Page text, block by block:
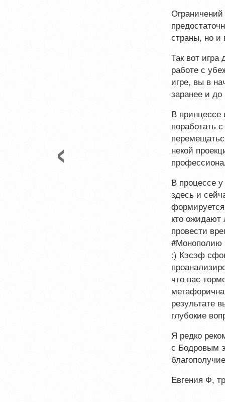
страны, но и
Так вот игра
работе с
игре, вы в
заранее и
В принцессе
поработать
некой
В процессе
здесь и
кто ожидают
провести
#Монополию
:) Кэсэф
что вас
результате
глубокие
Я редко
с Бодровым
Евгения Ф,